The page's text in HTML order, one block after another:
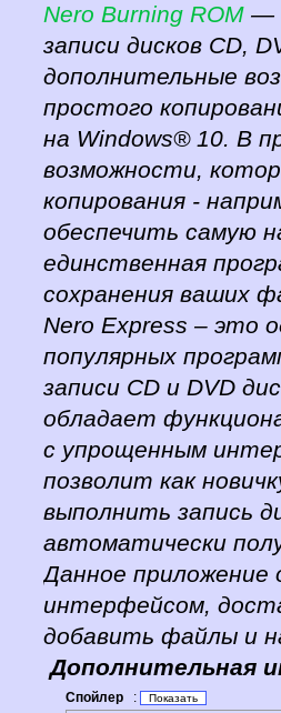
Nero Burning ROM —
записи дисков CD,
дополнительные
простого
на Windows® 10. В
возможности,
копирования -
обеспечить самую
единственная
сохранения ваших
Nero Express – это
популярных
записи CD и DVD
обладает
с упрощенным
позволит как
выполнить запись
автоматически
Данное
интерфейсом,
добавить файлы и
Дополнительная
Спойлер :